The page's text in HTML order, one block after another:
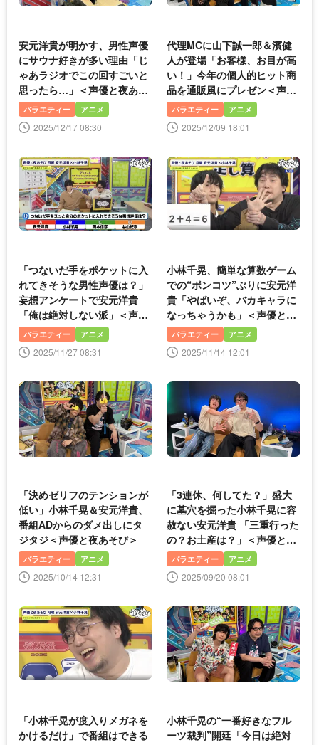
安元洋貴が明かす、男性声優
にサウナ好きが多い理由「じ
ゃあラジオでこの回すごいと
思ったら…」＜声優と夜あそ
び＞
バラエティー アニメ
2025/12/17 08:30
代理MCに山下誠一郎＆濱健
人が登場「お客様、お目が高
い！」今年の個人的ヒット商
品を通販風にプレゼン＜声優
と夜あそび＞
バラエティー アニメ
2025/12/09 18:01
「つないだ手をポケットに入
れてきそうな男性声優は？」
妄想アンケートで安元洋貴
「俺は絶対しない派」＜声優
と夜あそび＞
バラエティー アニメ
2025/11/27 08:31
小林千晃、簡単な算数ゲーム
での“ポンコツ”ぶりに安元洋
貴「やばいぞ、バカキャラに
なっちゃうかも」＜声優と夜
あそび＞
バラエティー アニメ
2025/11/14 12:01
「決めゼリフのテンションが
低い」小林千晃＆安元洋貴、
番組ADからのダメ出しにタ
ジタジ＜声優と夜あそび＞
バラエティー アニメ
2025/10/14 12:31
「3連休、何してた？」盛大
に墓穴を掘った小林千晃に容
赦ない安元洋貴 「三重行った
の？お土産は？」＜声優と夜
あそび＞
バラエティー アニメ
2025/09/20 08:01
「小林千晃が度入りメガネを
かけるだけ」で番組はできる
小林千晃の“一番好きなフル
ーツ裁判”開廷「今日は絶対